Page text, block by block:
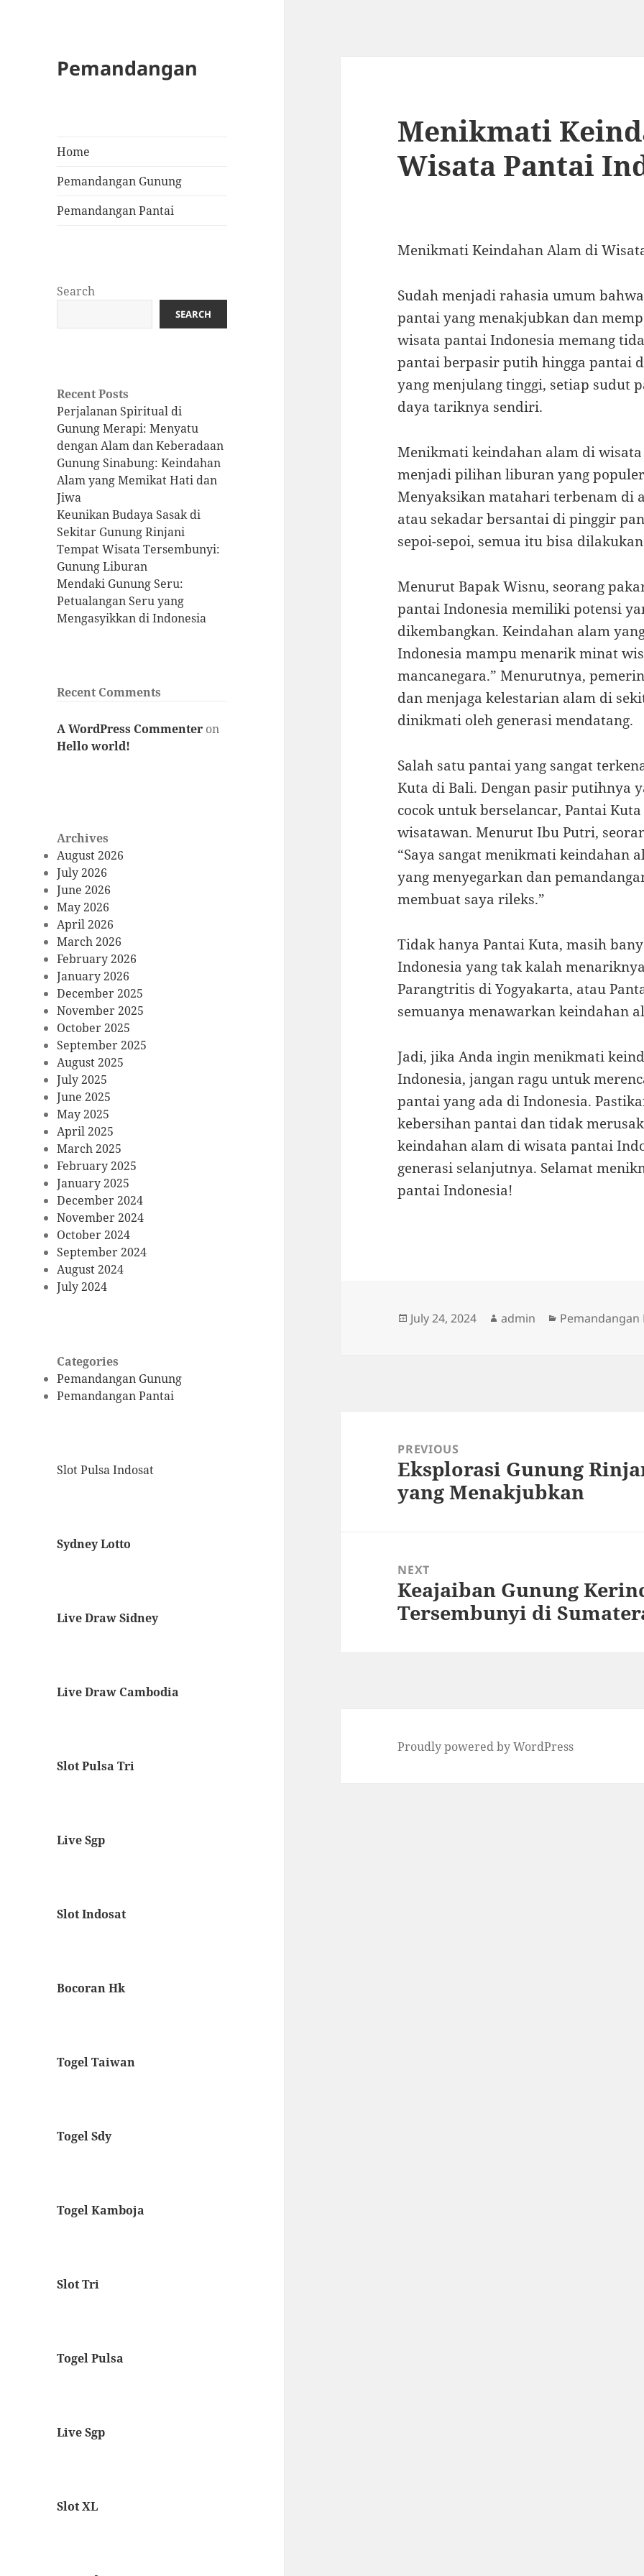
Pemandangan
Home
Pemandangan Gunung
Pemandangan Pantai
Search
SEARCH
Recent Posts
Perjalanan Spiritual di
Gunung Merapi: Menyatu
dengan Alam dan Keberadaan
Gunung Sinabung: Keindahan
Alam yang Memikat Hati dan
Jiwa
Keunikan Budaya Sasak di
Sekitar Gunung Rinjani
Tempat Wisata Tersembunyi:
Gunung Liburan
Mendaki Gunung Seru:
Petualangan Seru yang
Mengasyikkan di Indonesia
Recent Comments
A WordPress Commenter on
Hello world!
Archives
August 2026
July 2026
June 2026
May 2026
April 2026
March 2026
February 2026
January 2026
December 2025
November 2025
October 2025
September 2025
August 2025
July 2025
June 2025
May 2025
April 2025
March 2025
February 2025
January 2025
December 2024
November 2024
October 2024
September 2024
August 2024
July 2024
Categories
Pemandangan Gunung
Pemandangan Pantai
Slot Pulsa Indosat
Sydney Lotto
Live Draw Sidney
Live Draw Cambodia
Slot Pulsa Tri
Live Sgp
Slot Indosat
Bocoran Hk
Togel Taiwan
Togel Sdy
Togel Kamboja
Slot Tri
Togel Pulsa
Live Sgp
Slot XL
Menikmati
Wisata Pantai
Menikmati Keindahan Alam di
Sudah menjadi rahasia umum
pantai yang menakjubkan dan
wisata pantai Indonesia memang
pantai berpasir putih hingga pantai
yang menjulang tinggi, setiap sudut
daya tariknya sendiri.
Menikmati keindahan alam di
menjadi pilihan liburan yang
Menyaksikan matahari terbenam di
atau sekadar bersantai di pinggir
sepoi-sepoi, semua itu bisa
Menurut Bapak Wisnu, seorang
pantai Indonesia memiliki potensi
dikembangkan. Keindahan alam
Indonesia mampu menarik minat
mancanegara.” Menurutnya,
dan menjaga kelestarian alam di
dinikmati oleh generasi mendatang.
Salah satu pantai yang sangat
Kuta di Bali. Dengan pasir putihnya
cocok untuk berselancar, Pantai
wisatawan. Menurut Ibu Putri,
“Saya sangat menikmati keindahan
yang menyegarkan dan
membuat saya rileks.”
Tidak hanya Pantai Kuta, masih
Indonesia yang tak kalah
Parangtritis di Yogyakarta, atau
semuanya menawarkan keindahan
Jadi, jika Anda ingin menikmati
Indonesia, jangan ragu untuk
pantai yang ada di Indonesia.
kebersihan pantai dan tidak
keindahan alam di wisata pantai
generasi selanjutnya. Selamat
pantai Indonesia!
Posted
July 24, 2024 Author
admin Categories
Pemandangan
navigationPREVIOUS
Previous
post:
Eksplorasi Gunung
yang Menakjubkan
NEXT
Next
post:
Keajaiban Gunung
Tersembunyi di
Proudly powered by WordPress